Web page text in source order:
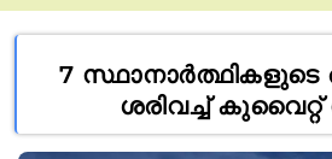
7
ശരിവച്ച് കുവൈറ്റ്